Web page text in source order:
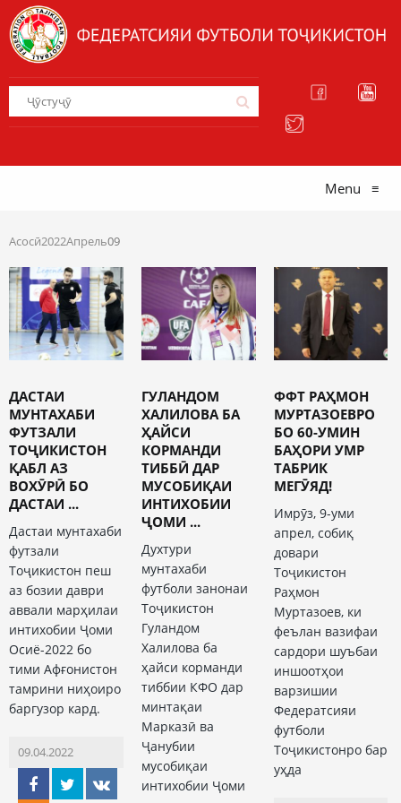
Menu ≡
Асосӣ2022Апрель09
ДАСТАИ
МУНТАХАБИ
ФУТЗАЛИ
ТОҶИКИСТОН
ҚАБЛ АЗ
ВОХӮРӢ БО
ДАСТАИ ...
Дастаи мунтахаби
футзали
Тоҷикистон пеш
аз бозии даври
аввали марҳилаи
интихобии Ҷоми
Осиё-2022 бо
тими Афғонистон
тамрини ниҳоиро
баргузор кард.
09.04.2022
ГУЛАНДОМ
ХАЛИЛОВА БА
ҲАЙСИ
КОРМАНДИ
ТИББӢ ДАР
МУСОБИҚАИ
ИНТИХОБИИ
ҶОМИ ...
Духтури
мунтахаби
футболи занонаи
Тоҷикистон
Гуландом
Халилова ба
ҳайси корманди
тиббии КФО дар
минтақаи
Марказӣ ва
Ҷанубии
мусобиқаи
интихобии Ҷоми
ФФТ РАҲМОН
МУРТАЗОЕВРО
БО 60-УМИН
БАҲОРИ УМР
ТАБРИК
МЕГӮЯД!
Имрӯз, 9-уми
апрел, собиқ
довари
Тоҷикистон
Раҳмон
Муртазоев, ки
феълан вазифаи
сардори шуъбаи
иншоотҳои
варзишии
Федератсияи
футболи
Тоҷикистонро бар
уҳда